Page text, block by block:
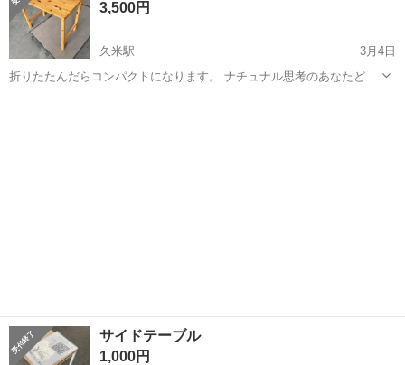
1000円でお届けもで...
3,500円
久米駅
3月4日
折りたたんだらコンパクトになります。 ナチュナル思考のあなたど
サイドテーブル
1,000円